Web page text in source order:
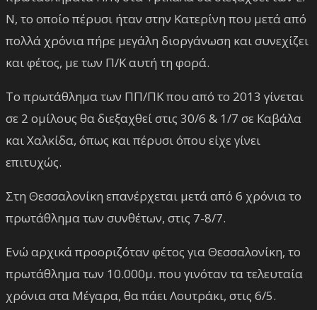
Ν, το οποίο πέρυσι ήταν στην Κατερίνη που μετά από
πολλά χρόνια πήρε μεγάλη διοργάνωση και συνεχίζει
και φέτος, με των Π/Κ αυτή τη φορά.
Το πρωτάθλημα των ΠΠ/ΠΚ που από το 2013 γίνεται
σε 2 ομίλους θα διεξαχθεί στις 30/6 & 1/7 σε Καβάλα
και Χαλκίδα, όπως και πέρυσι όπου είχε γίνει
επιτυχώς.
Στη Θεσσαλονίκη επανέρχεται μετά από 6 χρόνια το
πρωτάθλημα των συνθέτων, στις 7-8/7.
Ενώ αρχικά προοριζόταν φέτος για Θεσσαλονίκη, το
πρωτάθλημα των 10.000μ. που γινόταν τα τελευταία
χρόνια στα Μέγαρα, θα πάει Λουτράκι, στις 6/5.